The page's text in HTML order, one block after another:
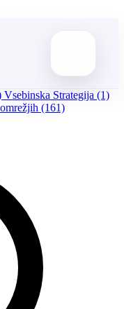
Vsebinska Strategija (1)
(161)